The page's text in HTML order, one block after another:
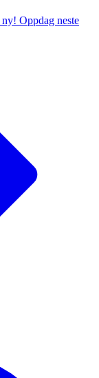
ny! Oppdag neste